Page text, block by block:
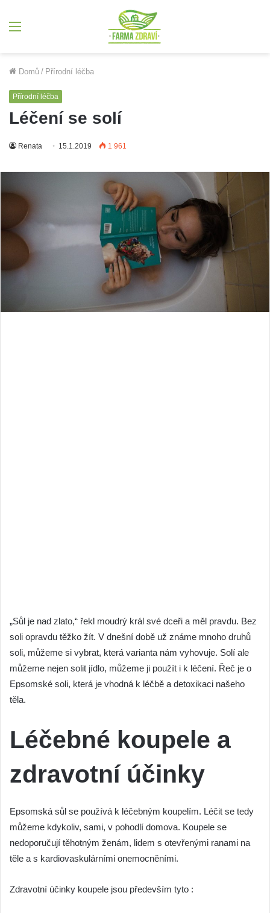
Domů / Přírodní léčba
Přírodní léčba
Léčení se solí
Renata 15.1.2019 1 961
„Sůl je nad zlato,“ řekl moudrý král své dceři a měl pravdu. Bez
soli opravdu těžko žít. V dnešní době už známe mnoho druhů
soli, můžeme si vybrat, která varianta nám vyhovuje. Solí ale
můžeme nejen solit jídlo, můžeme ji použít i k léčení. Řeč je o
Epsomské soli, která je vhodná k léčbě a detoxikaci našeho
těla.
Léčebné koupele a
zdravotní účinky
Epsomská sůl se používá k léčebným koupelím. Léčit se tedy
můžeme kdykoliv, sami, v pohodlí domova. Koupele se
nedoporučují těhotným ženám, lidem s otevřenými ranami na
těle a s kardiovaskulárními onemocněními.
Zdravotní účinky koupele jsou především tyto :